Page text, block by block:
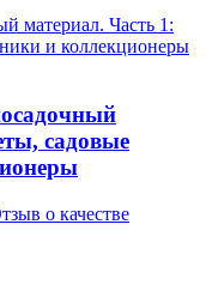
материал. Часть 1:
и коллекционеры
садовые
о качестве